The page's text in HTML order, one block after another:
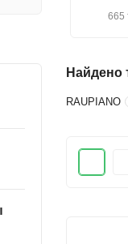
665
Найдено
RAUPIANO